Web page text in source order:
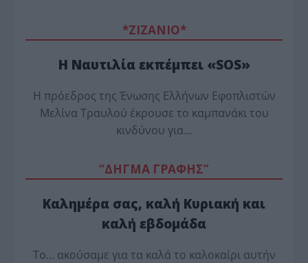
*ZΙΖΑΝΙΟ*
Η Ναυτιλία εκπέμπει «SOS»
Η πρόεδρος της Ένωσης Ελλήνων Εφοπλιστών
Μελίνα Τραυλού έ­κρουσε το καμπανάκι του
κινδύνου για…
“ΔΗΓΜΑ ΓΡΑΦΗΣ”
Καλημέρα σας, καλή Κυριακή και
καλή εβδομάδα
Το… ακούσαμε για τα καλά το καλοκαίρι αυτήν